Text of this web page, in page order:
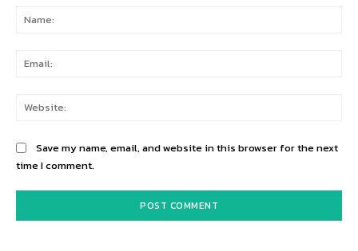
Save my name, email, and website in this browser for the next
time I comment.